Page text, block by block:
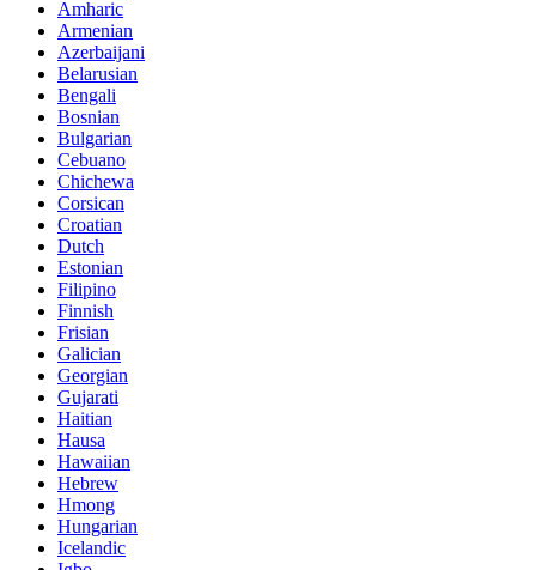
Amharic
Armenian
Azerbaijani
Belarusian
Bengali
Bosnian
Bulgarian
Cebuano
Chichewa
Corsican
Croatian
Dutch
Estonian
Filipino
Finnish
Frisian
Galician
Georgian
Gujarati
Haitian
Hausa
Hawaiian
Hebrew
Hmong
Hungarian
Icelandic